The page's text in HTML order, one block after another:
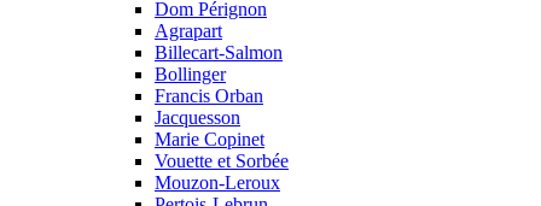
Dom Pérignon
Agrapart
Billecart-Salmon
Bollinger
Francis Orban
Jacquesson
Marie Copinet
Vouette et Sorbée
Mouzon-Leroux